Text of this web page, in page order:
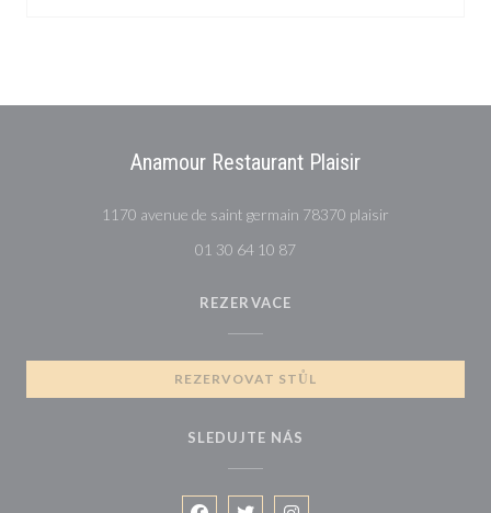
Anamour Restaurant Plaisir
1170 avenue de saint germain 78370 plaisir
01 30 64 10 87
REZERVACE
REZERVOVAT STŮL
SLEDUJTE NÁS